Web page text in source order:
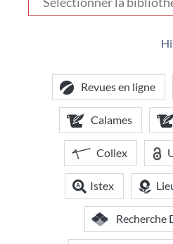
votre
bibliothèque
Revues en ligne
Calames
Collex
Istex
Recherche